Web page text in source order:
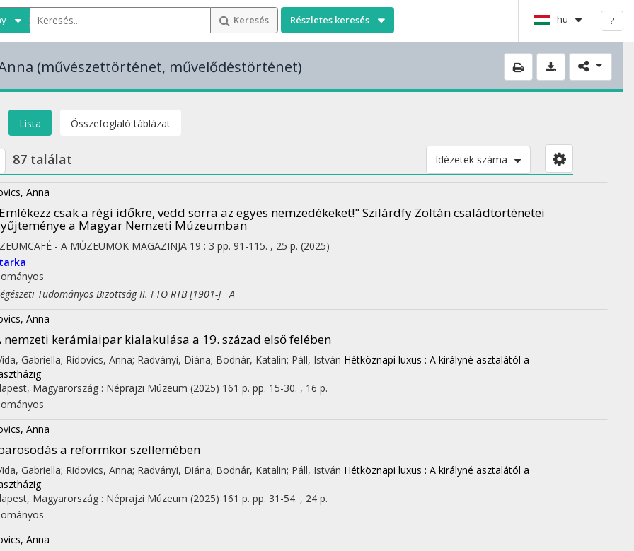
Keresés Részletes keresés hu ?
(művészettörténet, művelődéstörténet)
Lista Összefoglaló táblázat
87 találat Idézetek száma
Anna
csak a régi időkre, vedd sorra az egyes nemzedékeket!" Szilárdfy Zoltán családtörténetei
a Magyar Nemzeti Múzeumban
- A MÚZEUMOK MAGAZINJA 19 : 3 pp. 91-115. , 25 p. (2025)
Tudományos Bizottság II. FTO RTB [1901-] A
Anna
nemzeti kerámiaipar kialakulása a 19. század első felében
Gabriella; Ridovics, Anna; Radványi, Diána; Bodnár, Katalin; Páll, István Hétköznapi luxus : A királyné asztalától a
Magyarország : Néprajzi Múzeum (2025) 161 p. pp. 15-30. , 16 p.
Anna
a reformkor szellemében
Gabriella; Ridovics, Anna; Radványi, Diána; Bodnár, Katalin; Páll, István Hétköznapi luxus : A királyné asztalától a
Magyarország : Néprajzi Múzeum (2025) 161 p. pp. 31-54. , 24 p.
Anna